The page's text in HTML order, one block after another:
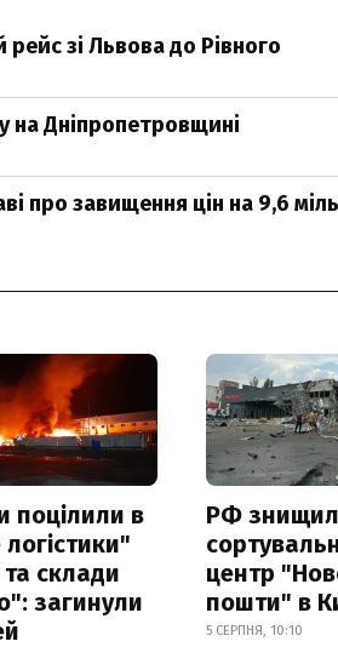
зі Львова до Рівного
Дніпропетровщині
про завищення цін на 9,6
поцілили в
та склади
загинули
РФ
центр
пошти" в
5 СЕРПНЯ, 10:10